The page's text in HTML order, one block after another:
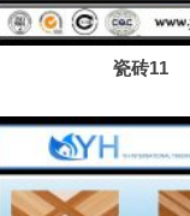
瓷砖11